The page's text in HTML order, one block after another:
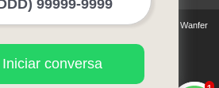
à proteção de direitos autorais. Copyright© Wanfer
Iniciar conversa